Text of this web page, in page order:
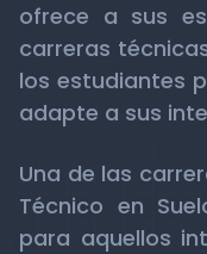
ofrece a sus
carreras
los estudiantes
adapte a sus
Una de las
Técnico en
para aquellos